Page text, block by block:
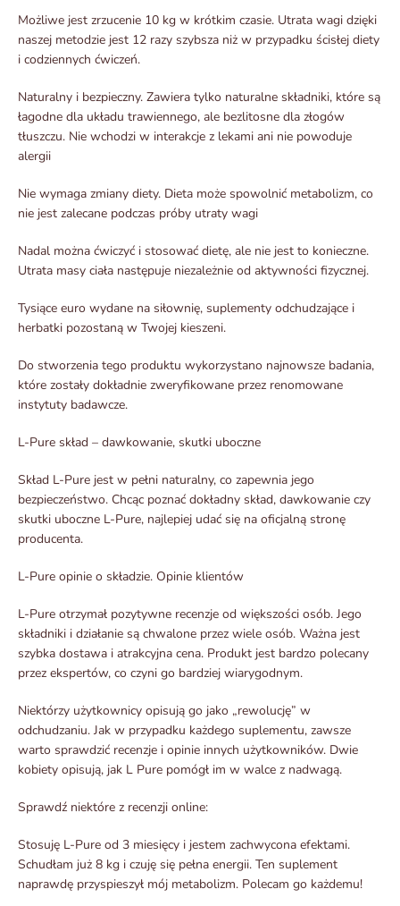
Możliwe jest zrzucenie 10 kg w krótkim czasie. Utrata wagi dzięki
naszej metodzie jest 12 razy szybsza niż w przypadku ścisłej diety
i codziennych ćwiczeń.
Naturalny i bezpieczny. Zawiera tylko naturalne składniki, które są
łagodne dla układu trawiennego, ale bezlitosne dla złogów
tłuszczu. Nie wchodzi w interakcje z lekami ani nie powoduje
alergii
Nie wymaga zmiany diety. Dieta może spowolnić metabolizm, co
nie jest zalecane podczas próby utraty wagi
Nadal można ćwiczyć i stosować dietę, ale nie jest to konieczne.
Utrata masy ciała następuje niezależnie od aktywności fizycznej.
Tysiące euro wydane na siłownię, suplementy odchudzające i
herbatki pozostaną w Twojej kieszeni.
Do stworzenia tego produktu wykorzystano najnowsze badania,
które zostały dokładnie zweryfikowane przez renomowane
instytuty badawcze.
L-Pure skład – dawkowanie, skutki uboczne
Skład L-Pure jest w pełni naturalny, co zapewnia jego
bezpieczeństwo. Chcąc poznać dokładny skład, dawkowanie czy
skutki uboczne L-Pure, najlepiej udać się na oficjalną stronę
producenta.
L-Pure opinie o składzie. Opinie klientów
L-Pure otrzymał pozytywne recenzje od większości osób. Jego
składniki i działanie są chwalone przez wiele osób. Ważna jest
szybka dostawa i atrakcyjna cena. Produkt jest bardzo polecany
przez ekspertów, co czyni go bardziej wiarygodnym.
Niektórzy użytkownicy opisują go jako „rewolucję” w
odchudzaniu. Jak w przypadku każdego suplementu, zawsze
warto sprawdzić recenzje i opinie innych użytkowników. Dwie
kobiety opisują, jak L Pure pomógł im w walce z nadwagą.
Sprawdź niektóre z recenzji online:
Stosuję L-Pure od 3 miesięcy i jestem zachwycona efektami.
Schudłam już 8 kg i czuję się pełna energii. Ten suplement
naprawdę przyspieszył mój metabolizm. Polecam go każdemu!